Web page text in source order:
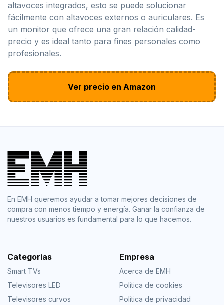
altavoces integrados, esto se puede solucionar
fácilmente con altavoces externos o auriculares. Es
un monitor que ofrece una gran relación calidad-
precio y es ideal tanto para fines personales como
profesionales.
Ver precio en Amazon
En EMH queremos ayudar a tomar mejores decisiones de
compra con menos tiempo y energía. Ganar la confianza de
nuestros usuarios es fundamental para lo que hacemos.
Categorías
Smart TVs
Televisores LED
Televisores curvos
Empresa
Acerca de EMH
Política de cookies
Política de privacidad